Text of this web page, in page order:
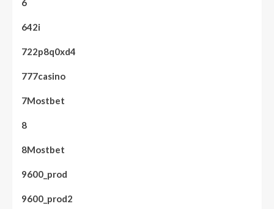
6
642i
722p8q0xd4
777casino
7Mostbet
8
8Mostbet
9600_prod
9600_prod2